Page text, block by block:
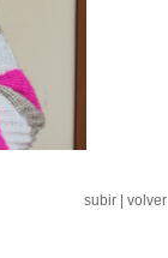
subir volver